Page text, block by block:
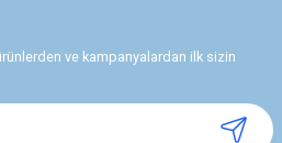
ederiz.
veya görüntülenemiyor.
bilgiler bulunuyor.
ve kampanyalardan ilk sizin